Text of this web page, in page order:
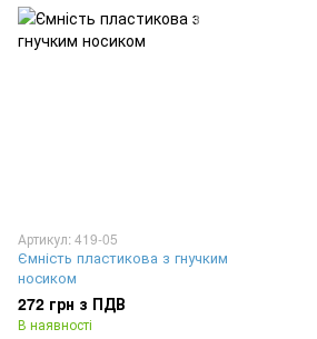
Артикул: 419-05
Ємність пластикова з гнучким
носиком
272 грн з ПДВ
В наявності